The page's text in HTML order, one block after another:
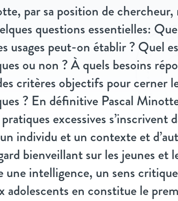
par sa position de
questions essentielles:
usages peut-on établir ? Quel
ou non ? À quels besoins
critères objectifs pour cerner
? En définitive Pascal
excessives
individu et un contexte et
bienveillant sur les jeunes et
une intelligence, un sens
adolescents en constitue le